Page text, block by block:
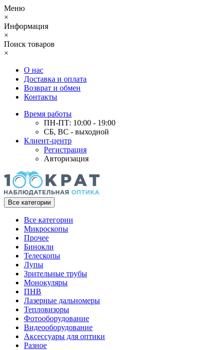
Меню
×
Информация
×
Поиск товаров
×
О нас
Доставка и оплата
Возврат и обмен
Контакты
Время работы
ПН-ПТ: 10:00 - 19:00
СБ, ВС - выходной
Клиент-центр
Регистрация
Авторизация
Все категории
Все категории
Микроскопы
Прочее
Бинокли
Телескопы
Лупы
Зрительные трубы
Монокуляры
ПНВ
Лазерные дальномеры
Тепловизоры
Фотооборудование
Видеооборудование
Аксессуары для оптики
Разное